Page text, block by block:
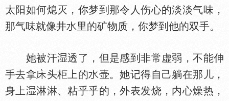
太阳如何熄灭，你梦到那令人伤心的淡淡气味，
那气味就像井
里的矿物质，你梦到他的双手。
她被汗
透了，但是感到非常虚弱，不能伸
手去拿
头柜上的
壶。她记得自己躺在那儿，
身上
淋淋、粘乎乎的，外表发烧，内心燥热，